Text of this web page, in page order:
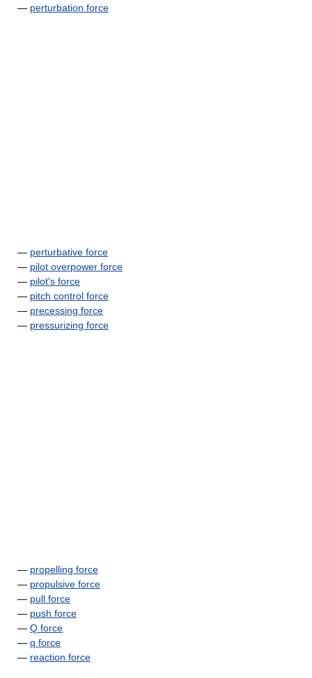
— perturbation force
— perturbative force
— pilot overpower force
— pilot's force
— pitch control force
— precessing force
— pressurizing force
— propelling force
— propulsive force
— pull force
— push force
— Q force
— q force
— reaction force